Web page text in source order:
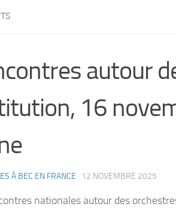
autour
16
À BEC EN FRANCE · 12 NOVEMBRE 2025
nationales autour des